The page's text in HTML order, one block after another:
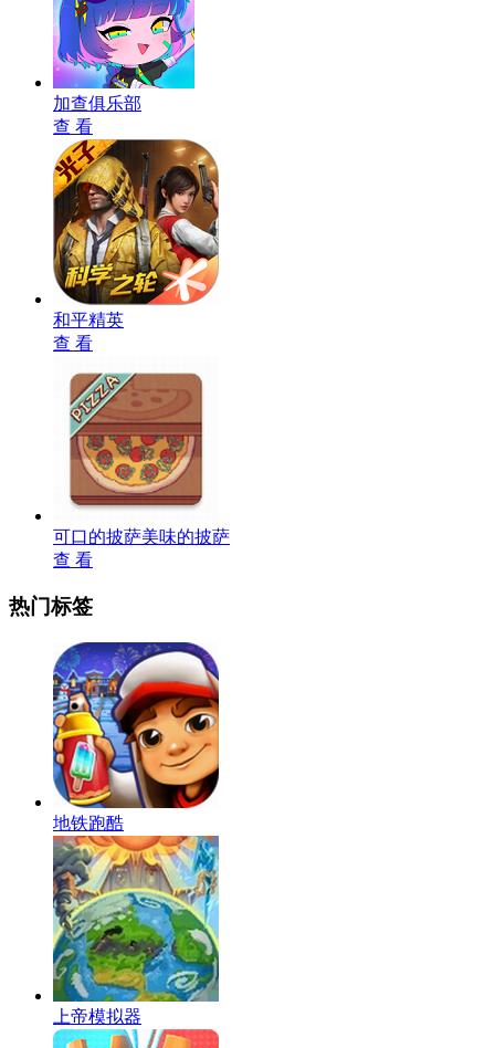
加查俱乐部
查 看
和平精英
查 看
可口的披萨美味的披萨
查 看
热门标签
地铁跑酷
上帝模拟器